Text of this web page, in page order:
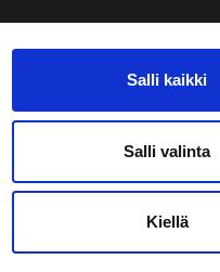
Salli kaikki
Salli valinta
Kiellä